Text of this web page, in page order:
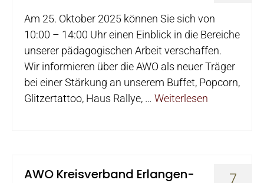
Am 25. Oktober 2025 können Sie sich von
10:00 – 14:00 Uhr einen Einblick in die Bereiche
unserer pädagogischen Arbeit verschaffen.
Wir informieren über die AWO als neuer Träger
bei einer Stärkung an unserem Buffet, Popcorn,
Glitzertattoo, Haus Rallye, … Weiterlesen
7
AWO Kreisverband Erlangen-